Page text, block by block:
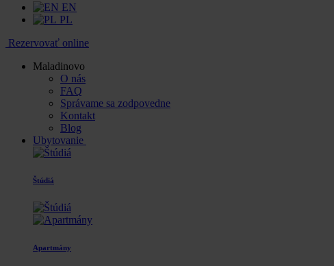
EN
PL
Rezervovať online
Maladinovo
O nás
FAQ
Správame sa zodpovedne
Kontakt
Blog
Ubytovanie
Štúdiá
Apartmány